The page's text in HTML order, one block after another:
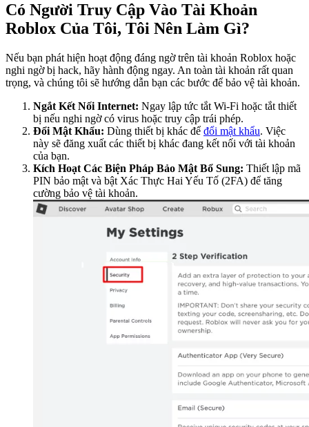
Có Người Truy Cập Vào Tài Khoản
Roblox Của Tôi, Tôi Nên Làm Gì?
Nếu bạn phát hiện hoạt động đáng ngờ trên tài khoản Roblox hoặc
nghi ngờ bị hack, hãy hành động ngay. An toàn tài khoản rất quan
trọng, và chúng tôi sẽ hướng dẫn bạn các bước để bảo vệ tài khoản.
Ngắt Kết Nối Internet: Ngay lập tức tắt Wi-Fi hoặc tắt thiết
bị nếu nghi ngờ có virus hoặc truy cập trái phép.
Đổi Mật Khẩu: Dùng thiết bị khác để đổi mật khẩu. Việc
này sẽ đăng xuất các thiết bị khác đang kết nối với tài khoản
của bạn.
Kích Hoạt Các Biện Pháp Bảo Mật Bổ Sung: Thiết lập mã
PIN bảo mật và bật Xác Thực Hai Yếu Tố (2FA) để tăng
cường bảo vệ tài khoản.